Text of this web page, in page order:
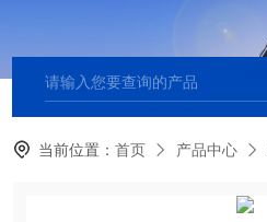
当前位置：首页 产品中心